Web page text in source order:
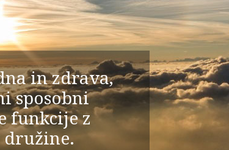
in zdrava,
sposobni
funkcije z